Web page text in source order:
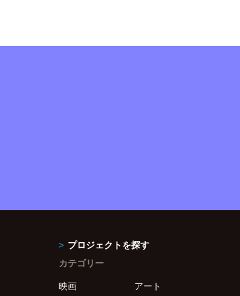
プロジェクトを探す
カテゴリー
映画
アート